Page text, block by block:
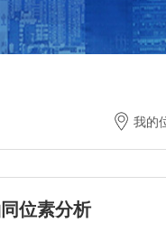
我的
位素分析